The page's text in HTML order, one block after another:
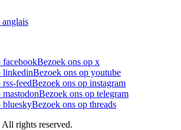
anglais
facebookBezoek ons op x
linkedinBezoek ons op youtube
feedBezoek ons op instagram
Bezoek ons op telegram
blueskyBezoek ons op threads
rights reserved.